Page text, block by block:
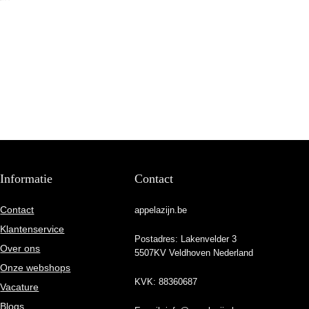
Informatie
Contact
Klantenservice
Over ons
Onze webshops
Vacature
Blogs
Contact
appelazijn.be
Postadres: Lakenvelder 3
5507KV Veldhoven Nederland
KVK: 88360687